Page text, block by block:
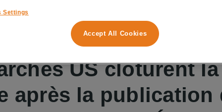
après la publication du rapport sur l’emploi aux
des données relatives liées à l’inflation
le concentré des derniers mouvements en 3 min top
US clôturent
après la publication
Settings
Accept All Cookies